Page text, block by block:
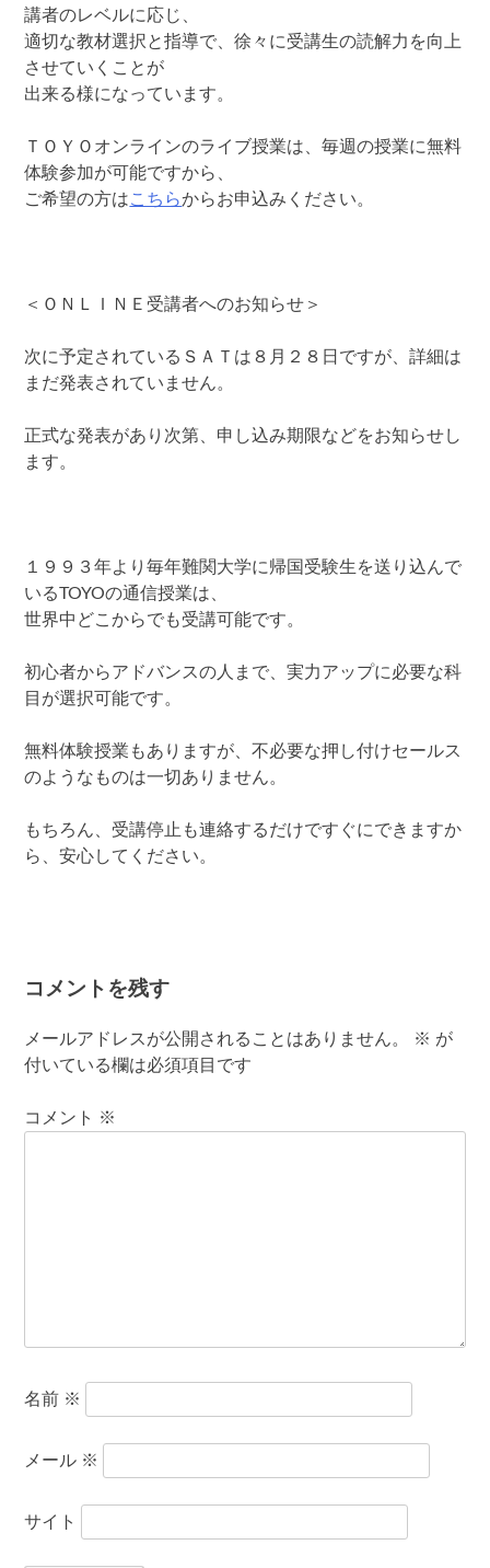
講者のレベルに応じ、
適切な教材選択と指導で、徐々に受講生の読解力を向上
させていくことが
出来る様になっています。
ＴＯＹＯオンラインのライブ授業は、毎週の授業に無料
体験参加が可能ですから、
ご希望の方はこちらからお申込みください。
＜ＯＮＬＩＮＥ受講者へのお知らせ＞
次に予定されているＳＡＴは８月２８日ですが、詳細は
まだ発表されていません。
正式な発表があり次第、申し込み期限などをお知らせし
ます。
１９９３年より毎年難関大学に帰国受験生を送り込んで
いるTOYOの通信授業は、
世界中どこからでも受講可能です。
初心者からアドバンスの人まで、実力アップに必要な科
目が選択可能です。
無料体験授業もありますが、不必要な押し付けセールス
のようなものは一切ありません。
もちろん、受講停止も連絡するだけですぐにできますか
ら、安心してください。
コメントを残す
メールアドレスが公開されることはありません。 ※ が
付いている欄は必須項目です
コメント ※
名前 ※
メール ※
サイト